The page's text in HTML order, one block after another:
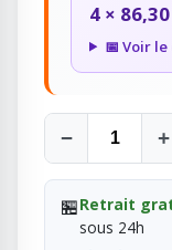
4 ×
📅 Voir
− +
🏪Retrait
sous 24h